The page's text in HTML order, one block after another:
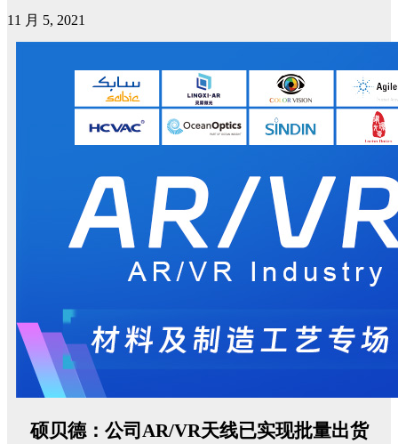
11 月 5, 2021
硕贝德：公司 AR/VR天线已实现批量出货